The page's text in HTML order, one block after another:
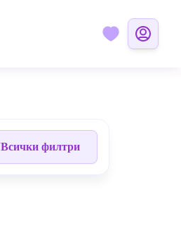
Всички филтри